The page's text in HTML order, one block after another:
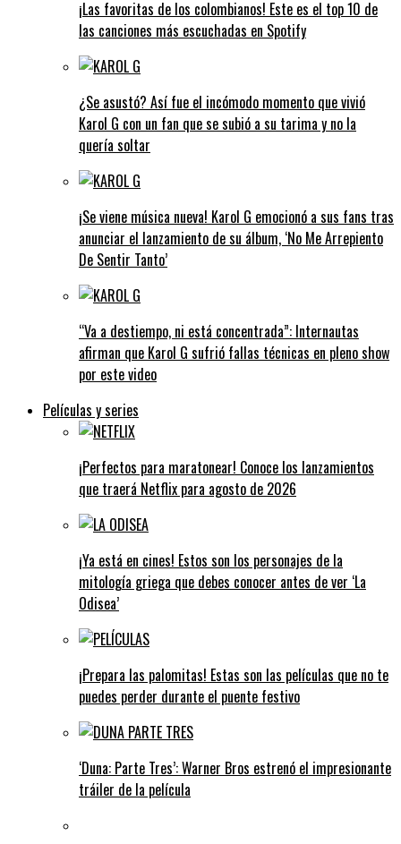
¡Las favoritas de los colombianos! Este es el top 10 de
las canciones más escuchadas en Spotify
¿Se asustó? Así fue el incómodo momento que vivió
Karol G con un fan que se subió a su tarima y no la
quería soltar
¡Se viene música nueva! Karol G emocionó a sus fans tras
anunciar el lanzamiento de su álbum, ‘No Me Arrepiento
De Sentir Tanto’
“Va a destiempo, ni está concentrada”: Internautas
afirman que Karol G sufrió fallas técnicas en pleno show
por este video
Películas y series
¡Perfectos para maratonear! Conoce los lanzamientos
que traerá Netflix para agosto de 2026
¡Ya está en cines! Estos son los personajes de la
mitología griega que debes conocer antes de ver ‘La
Odisea’
¡Prepara las palomitas! Estas son las películas que no te
puedes perder durante el puente festivo
‘Duna: Parte Tres’: Warner Bros estrenó el impresionante
tráiler de la película